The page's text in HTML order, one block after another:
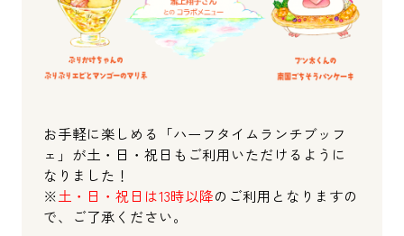
お手軽に楽しめる「ハーフタイムランチブッフ
ェ」が土・日・祝日もご利用いただけるように
なりました！
※土・日・祝日は13時以降のご利用となりますの
で、ご了承ください。